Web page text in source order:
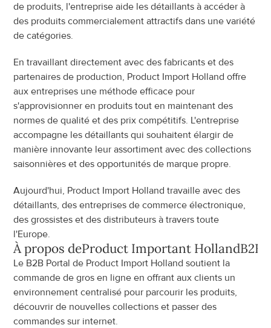
de produits, l'entreprise aide les détaillants à accéder à
des produits commercialement attractifs dans une variété
de catégories.
En travaillant directement avec des fabricants et des
partenaires de production, Product Import Holland offre
aux entreprises une méthode efficace pour
s'approvisionner en produits tout en maintenant des
normes de qualité et des prix compétitifs. L'entreprise
accompagne les détaillants qui souhaitent élargir de
manière innovante leur assortiment avec des collections
saisonnières et des opportunités de marque propre.
Aujourd'hui, Product Import Holland travaille avec des
détaillants, des entreprises de commerce électronique,
des grossistes et des distributeurs à travers toute
l'Europe.
À propos deProduct Important HollandB2B
Le B2B Portal de Product Import Holland soutient la
commande de gros en ligne en offrant aux clients un
environnement centralisé pour parcourir les produits,
découvrir de nouvelles collections et passer des
commandes sur internet.